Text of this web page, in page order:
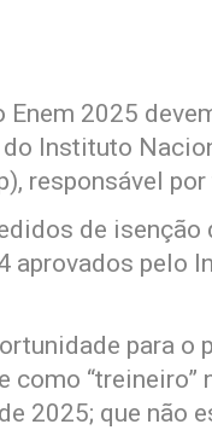
2025
Instituto
responsável
de isenção
pelo
para o
como “treineiro”
2025; que não